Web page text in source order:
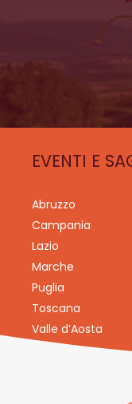
EVENTI E
Abruzzo
Campania
Lazio
Marche
Puglia
Toscana
Valle d’Aosta